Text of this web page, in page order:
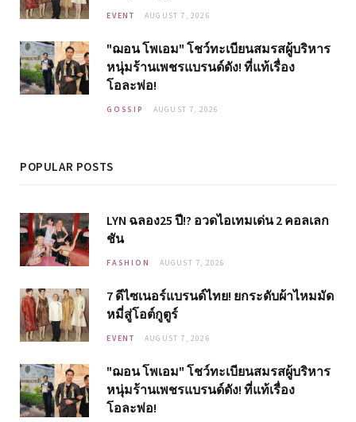
EVENT AUGUST 7, 2026
"ฌอน โพเอม" โชว์ทะเบียนสมรสผู้บริหาร
หนุ่มร้านเพชรแบรนด์ดัง! ที่แท้เรื่อง
โอละพ่อ!
GOSSIP AUGUST 7, 2026
POPULAR POSTS
LYN ฉลอง25 ปี!? อวดไอเทมเด่น 2 คอลเลก
ชัน
FASHION AUGUST 7, 2026
7 ดีไซเนอร์แบรนด์ไทย! ยกระดับผ้าไหมมัด
หมี่สู่โอต์กูตูร์
EVENT AUGUST 7, 2026
"ฌอน โพเอม" โชว์ทะเบียนสมรสผู้บริหาร
หนุ่มร้านเพชรแบรนด์ดัง! ที่แท้เรื่อง
โอละพ่อ!